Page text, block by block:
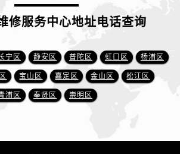
修服务中心地址电话查询
宁区 静安区 普陀区 虹口区 杨浦区
宝山区 嘉定区 金山区 松江区
浦区 奉贤区 崇明区